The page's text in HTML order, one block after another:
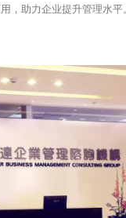
，助力企业提升管理水